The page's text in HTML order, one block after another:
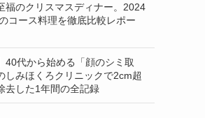
福のクリスマスディナー。2024
コース料理を徹底比較レポー
40代から始める「顔のシミ取
しみほくろクリニックで2cm超
去した1年間の全記録